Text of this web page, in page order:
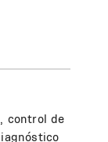
control de